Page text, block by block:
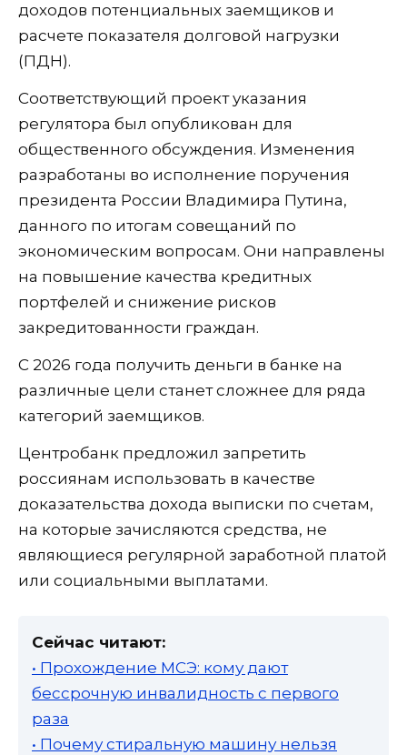
доходов потенциальных заемщиков и
расчете показателя долговой нагрузки
(ПДН).
Соответствующий проект указания
регулятора был опубликован для
общественного обсуждения. Изменения
разработаны во исполнение поручения
президента России Владимира Путина,
данного по итогам совещаний по
экономическим вопросам. Они направлены
на повышение качества кредитных
портфелей и снижение рисков
закредитованности граждан.
С 2026 года получить деньги в банке на
различные цели станет сложнее для ряда
категорий заемщиков.
Центробанк предложил запретить
россиянам использовать в качестве
доказательства дохода выписки по счетам,
на которые зачисляются средства, не
являющиеся регулярной заработной платой
или социальными выплатами.
Сейчас читают:
• Прохождение МСЭ: кому дают
бессрочную инвалидность с первого
раза
• Почему стиральную машину нельзя